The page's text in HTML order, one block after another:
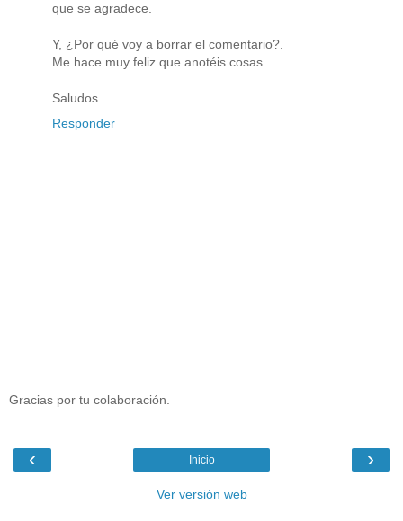
que se agradece.
Y, ¿Por qué voy a borrar el comentario?.
Me hace muy feliz que anotéis cosas.
Saludos.
Responder
Gracias por tu colaboración.
‹ ›
Inicio
Ver versión web